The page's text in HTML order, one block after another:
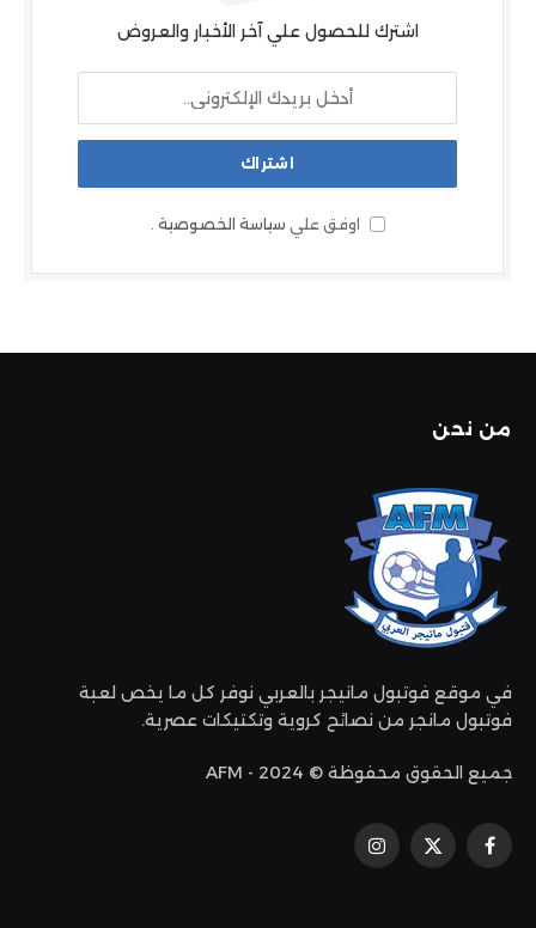
اشترك للحصول علي آخر الأخبار والعروض
اوفق علي سياسة الخصوصية .
من نحن
في موقع فوتبول مانيجر بالعربي نوفر كل ما يخص لعبة
فوتبول مانجر من نصائح كروية وتكتيكات عصرية.
جميع الحقوق محفوظة © 2024 - AFM
فيسبوكإكس
الانستغرام